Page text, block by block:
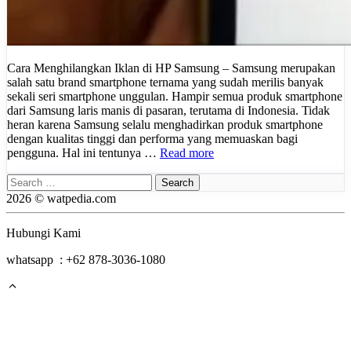
Cara Menghilangkan Iklan di HP Samsung – Samsung merupakan
salah satu brand smartphone ternama yang sudah merilis banyak
sekali seri smartphone unggulan. Hampir semua produk smartphone
dari Samsung laris manis di pasaran, terutama di Indonesia. Tidak
heran karena Samsung selalu menghadirkan produk smartphone
dengan kualitas tinggi dan performa yang memuaskan bagi
pengguna. Hal ini tentunya … Read more
Search
for:
2026 © watpedia.com
Hubungi Kami
whatsapp : +62 878-3036-1080